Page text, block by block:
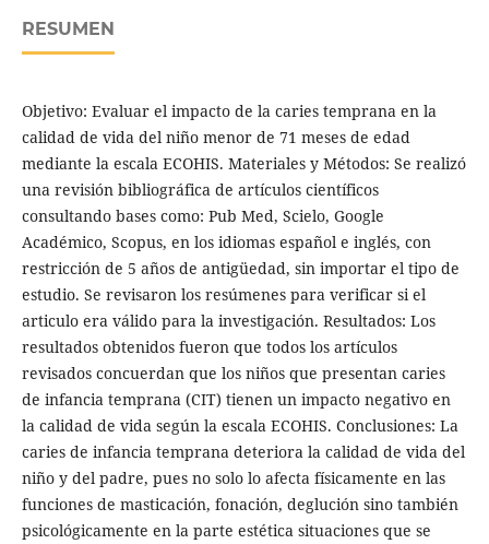
RESUMEN
Objetivo: Evaluar el impacto de la caries temprana en la
calidad de vida del niño menor de 71 meses de edad
mediante la escala ECOHIS. Materiales y Métodos: Se realizó
una revisión bibliográfica de artículos científicos
consultando bases como: Pub Med, Scielo, Google
Académico, Scopus, en los idiomas español e inglés, con
restricción de 5 años de antigüedad, sin importar el tipo de
estudio. Se revisaron los resúmenes para verificar si el
articulo era válido para la investigación. Resultados: Los
resultados obtenidos fueron que todos los artículos
revisados concuerdan que los niños que presentan caries
de infancia temprana (CIT) tienen un impacto negativo en
la calidad de vida según la escala ECOHIS. Conclusiones: La
caries de infancia temprana deteriora la calidad de vida del
niño y del padre, pues no solo lo afecta físicamente en las
funciones de masticación, fonación, deglución sino también
psicológicamente en la parte estética situaciones que se